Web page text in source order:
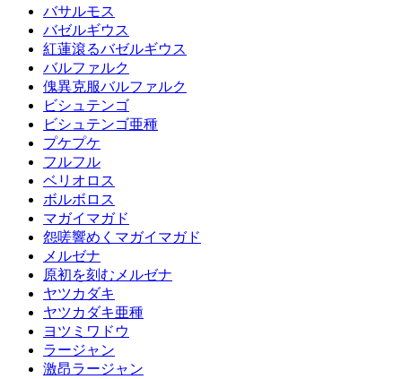
バサルモス
バゼルギウス
紅蓮滾るバゼルギウス
バルファルク
傀異克服バルファルク
ビシュテンゴ
ビシュテンゴ亜種
プケプケ
フルフル
ベリオロス
ボルボロス
マガイマガド
怨嗟響めくマガイマガド
メルゼナ
原初を刻むメルゼナ
ヤツカダキ
ヤツカダキ亜種
ヨツミワドウ
ラージャン
激昂ラージャン